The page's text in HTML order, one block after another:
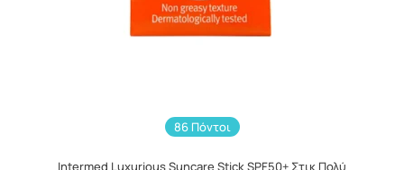
86 Πόντοι
Intermed Luxurious Suncare Stick SPF50+ Στικ Πολύ